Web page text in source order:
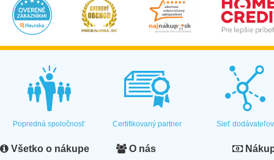
Popredná spoločnosť Certifikovaný partner Sieť dodávateľov
Všetko o nákupe O nás